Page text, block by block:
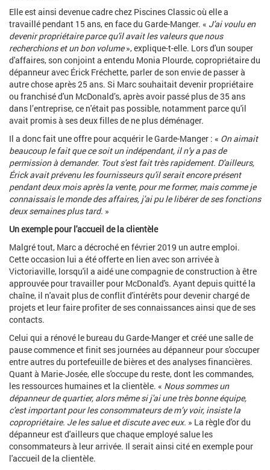
Elle est ainsi devenue cadre chez Piscines Classic où elle a
travaillé pendant 15 ans, en face du Garde-Manger. « J'ai voulu en
devenir propriétaire parce qu'il avait les valeurs que nous
recherchions et un bon volume», explique-t-elle. Lors d'un souper
d'affaires, son conjoint a entendu Monia Plourde, copropriétaire du
dépanneur avec Érick Fréchette, parler de son envie de passer à
autre chose après 25 ans. Si Marc souhaitait devenir propriétaire
ou franchisé d'un McDonald’s, après avoir passé plus de 35 ans
dans l’entreprise, ce n'était pas possible, notamment parce qu'il
avait promis à ses deux filles de ne plus déménager.
Il a donc fait une offre pour acquérir le Garde-Manger : « On aimait
beaucoup le fait que ce soit un indépendant, il n'y a pas de
permission à demander. Tout s'est fait très rapidement. D'ailleurs,
Érick avait prévenu les fournisseurs qu'il serait encore présent
pendant deux mois après la vente, pour me former, mais comme je
connaissais le monde des affaires, j'ai pu le libérer de ses fonctions
deux semaines plus tard. »
Un exemple pour l'accueil de la clientèle
Malgré tout, Marc a décroché en février 2019 un autre emploi.
Cette occasion lui a été offerte en lien avec son arrivée à
Victoriaville, lorsqu'il a aidé une compagnie de construction à être
approuvée pour travailler pour McDonald's. Ayant depuis quitté la
chaîne, il n'avait plus de conflit d'intérêts pour devenir chargé de
projets et leur faire profiter de ses connaissances ainsi que de ses
contacts.
Celui qui a rénové le bureau du Garde-Manger et créé une salle de
pause commence et finit ses journées au dépanneur pour s'occuper
entre autres du portefeuille de bières et des analyses financières.
Quant à Marie-Josée, elle s'occupe du reste, dont les commandes,
les ressources humaines et la clientèle. « Nous sommes un
dépanneur de quartier, alors même si j'ai une très bonne équipe,
c'est important pour les consommateurs de m’y voir, insiste la
copropriétaire. Je les salue et discute avec eux. » La règle d'or du
dépanneur est d'ailleurs que chaque employé salue les
consommateurs à leur arrivée. Il serait ainsi cité en exemple pour
l'accueil de la clientèle.